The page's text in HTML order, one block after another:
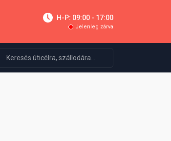
H-P: 09:00 - 17:00
Jelenleg zárva